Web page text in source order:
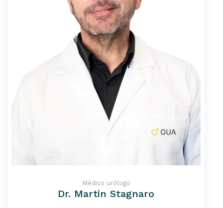
Médico urólogo
Dr. Martin Stagnaro